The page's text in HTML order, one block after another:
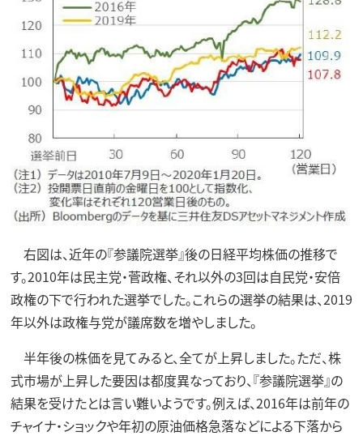
右図は、近年の『参議院選挙』後の日経平均株価の推移で
す。2010年は民主党・菅政権、それ以外の3回は自民党・安倍
政権の下で行われた選挙でした。これらの選挙の結果は、2019
年以外は政権与党が議席数を増やしました。
半年後の株価を見てみると、全てが上昇しました。ただ、株
式市場が上昇した要因は都度異なっており、『参議院選挙』の
結果を受けたとは言い難いようです。例えば、2016年は前年の
チャイナ・ショックや年初の原油価格急落などによる下落から